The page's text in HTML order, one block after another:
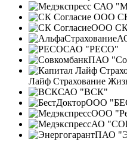
САО
ООО СК
ООО СК
САО "РЕСО"
ПАО
Лайф Страхование
САО "ВСК"
ООО
ООО
АО
ПАО